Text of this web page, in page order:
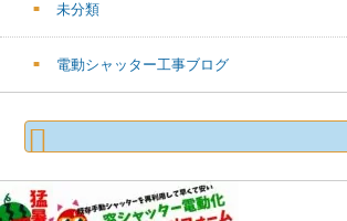
未分類
電動シャッター工事ブログ
検